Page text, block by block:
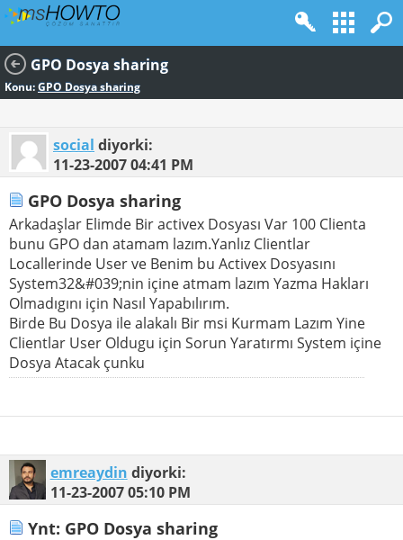
GPO Dosya sharing
Konu:GPO Dosya sharing
social diyorki:
11-23-200704:41 PM
GPO Dosya sharing
Arkadaşlar Elimde Bir activex Dosyası Var 100 Clienta
bunu GPO dan atamam lazım.Yanlız Clientlar
Locallerinde User ve Benim bu Activex Dosyasını
System32&#039;nin içine atmam lazım Yazma Hakları
Olmadıgını için Nasıl Yapabılırım.
Birde Bu Dosya ile alakalı Bir msi Kurmam Lazım Yine
Clientlar User Oldugu için Sorun Yaratırmı System içine
Dosya Atacak çunku
emreaydin diyorki:
11-23-200705:10 PM
Ynt: GPO Dosya sharing